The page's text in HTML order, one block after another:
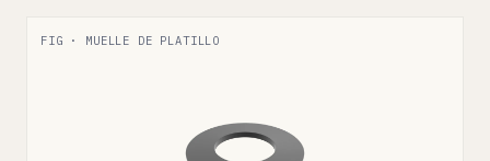
FIG · MUELLE DE PLATILLO